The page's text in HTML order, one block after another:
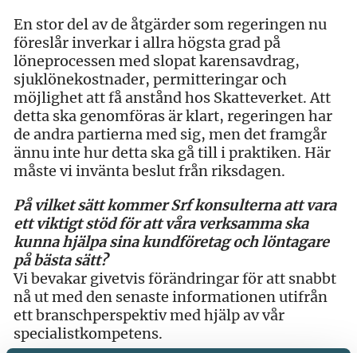
En stor del av de åtgärder som regeringen nu
föreslår inverkar i allra högsta grad på
löneprocessen med slopat karensavdrag,
sjuklönekostnader, permitteringar och
möjlighet att få anstånd hos Skatteverket. Att
detta ska genomföras är klart, regeringen har
de andra partierna med sig, men det framgår
ännu inte hur detta ska gå till i praktiken. Här
måste vi invänta beslut från riksdagen.
På vilket sätt kommer Srf konsulterna att vara
ett viktigt stöd för att våra verksamma ska
kunna hjälpa sina kundföretag och löntagare
på bästa sätt?
Vi bevakar givetvis förändringar för att snabbt
nå ut med den senaste informationen utifrån
ett branschperspektiv med hjälp av vår
specialistkompetens.